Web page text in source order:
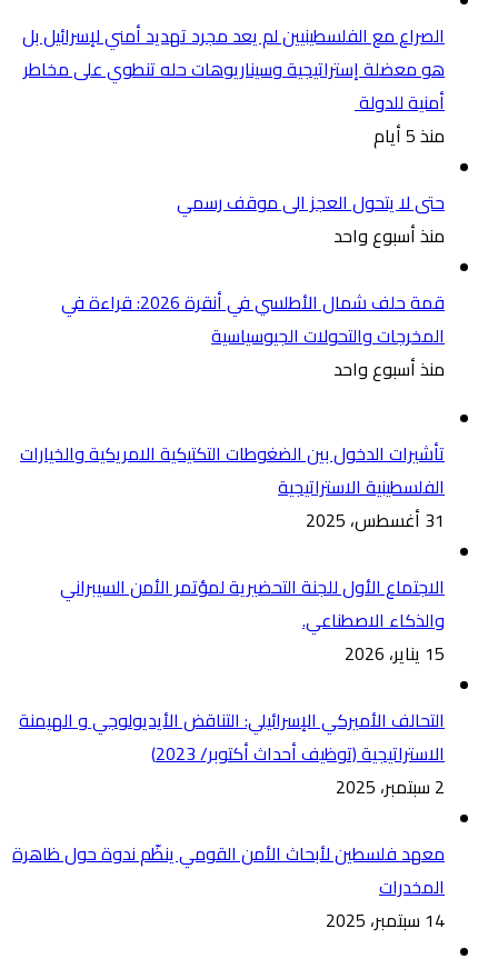
الصراع مع الفلسطينيين لم يعد مجرد تهديد أمني لإسرائيل بل
هو معضلة إستراتيجية وسيناريوهات حله تنطوي على مخاطر
أمنية للدولة
منذ 5 أيام
حتى لا يتحول العجز الى موقف رسمي
منذ أسبوع واحد
قمة حلف شمال الأطلسي في أنقرة 2026: قراءة في
المخرجات والتحولات الجيوسياسية
منذ أسبوع واحد
تأشيرات الدخول بين الضغوطات التكتيكية الامريكية والخيارات
الفلسطينية الاستراتيجية
31 أغسطس، 2025
الاجتماع الأول للجنة التحضيرية لمؤتمر الأمن السيبراني
والذكاء الاصطناعي.
15 يناير، 2026
التحالف الأميركي الإسرائيلي: التناقض الأيديولوجي و الهيمنة
الاستراتيجية (توظيف أحداث أكتوبر/ 2023)
2 سبتمبر، 2025
معهد فلسطين لأبحاث الأمن القومي ينظّم ندوة حول ظاهرة
المخدرات
14 سبتمبر، 2025